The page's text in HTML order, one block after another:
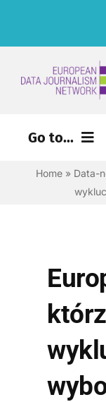
Go to...
Home» Data-